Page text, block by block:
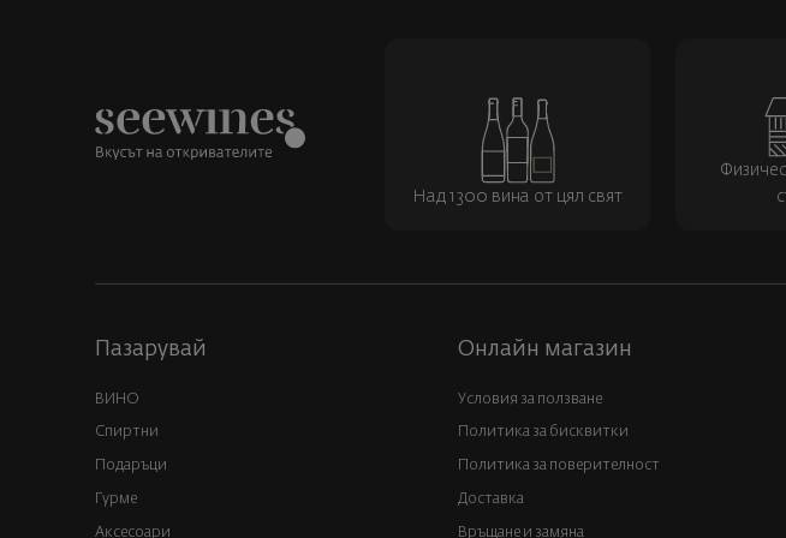
Над 1300 вина от цял свят
Пазарувай
ВИНО
Спиртни
Подаръци
Гурме
Аксесоари
Онлайн магазин
Условия за ползване
Политика за бисквитки
Политика за поверителност
Доставка
Връщане и замяна